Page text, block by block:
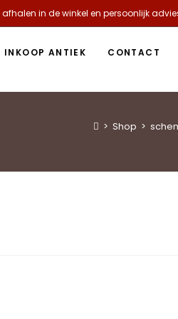
in de winkel en persoonlijk
INKOOP ANTIEK CONTACT
> Shop >